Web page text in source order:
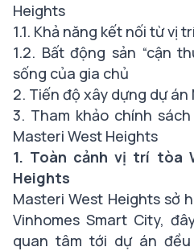
Heights
1.1. Khả năng kết nối từ vị
1.2. Bất động sản “cận
sống của gia chủ
2. Tiến độ xây dựng dự
3. Tham khảo chính
Masteri West Heights
1. Toàn cảnh vị trí tòa
Heights
Masteri West Heightssở
Vinhomes Smart City,
quan tâm tới dự án